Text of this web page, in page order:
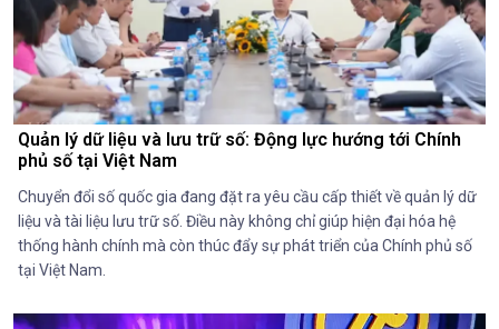
Quản lý dữ liệu và lưu trữ số: Động lực hướng tới Chính
phủ số tại Việt Nam
Chuyển đổi số quốc gia đang đặt ra yêu cầu cấp thiết về quản lý dữ
liệu và tài liệu lưu trữ số. Điều này không chỉ giúp hiện đại hóa hệ
thống hành chính mà còn thúc đẩy sự phát triển của Chính phủ số
tại Việt Nam.